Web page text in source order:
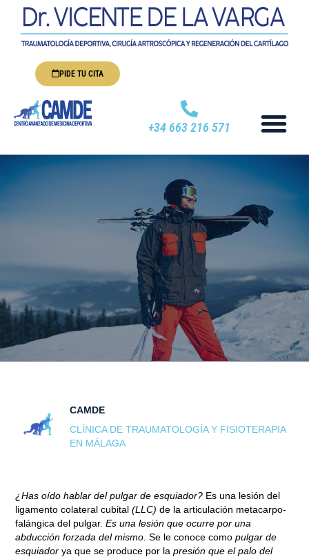
PIDE TU CITA
+34 663 216 571
CAMDE
CLÍNICA DE TRAUMATOLOGÍA Y FISIOTERAPIA
EN MÁLAGA
¿Has oído hablar del pulgar de esquiador? Es una lesión del
ligamento colateral cubital(LLC) de la articulación metacarpo-
falángica del pulgar.Es una lesión que ocurre por una
abducción forzada del mismo. Se le conoce comopulgar de
esquiador ya que se produce por lapresión que el palo del